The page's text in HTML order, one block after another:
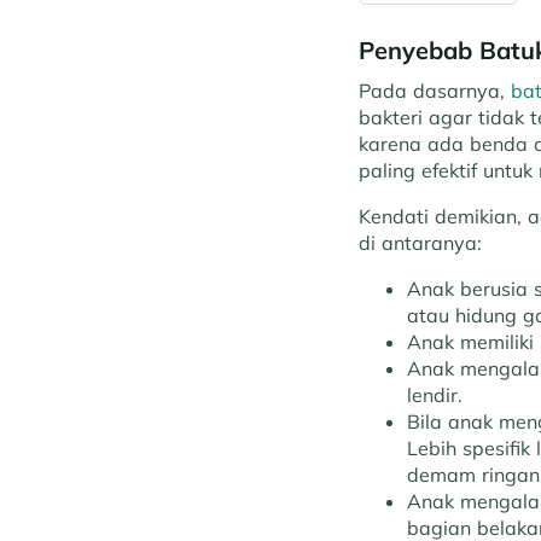
Penyebab
Pada dasarnya,
bakteri agar tidak
karena ada benda
paling efektif untuk
Kendati demikian,
di antaranya:
Anak berusia
atau hidung
Anak
Anak
lendir.
Bila anak
Lebih
demam
Anak
bagian